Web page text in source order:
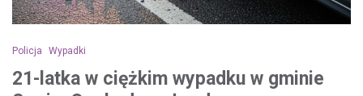
Policja Wypadki
21-latka w ciężkim wypadku w gminie